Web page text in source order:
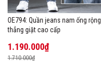
OE794: Quần jeans nam ống rộng
thẳng giặt cao cấp
1.190.000₫
1.710.000₫